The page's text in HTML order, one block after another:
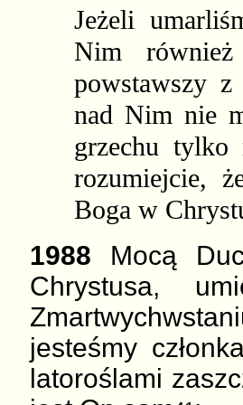
Jeżeli
Nim
powstawszy
nad Nim nie
grzechu
rozumiejcie,
Boga w
1988 Mocą
Chrystusa,
jesteśmy
latoroślami